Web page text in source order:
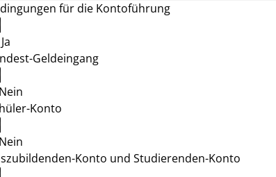
für die Kontoführung
Ja
Geldeingang
Nein
Konto
Nein
Konto und Studierenden-Konto